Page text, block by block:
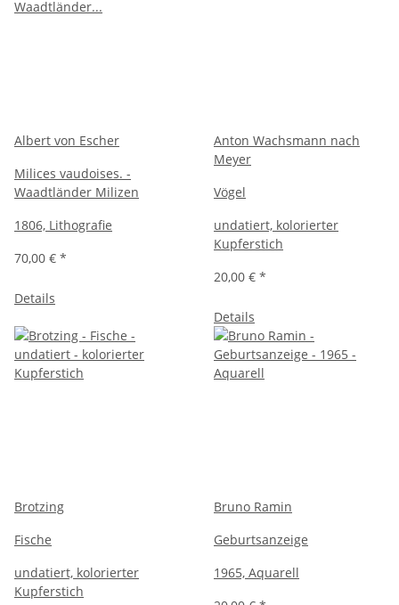
Albert von Escher
Milices vaudoises. -
Waadtländer Milizen
1806, Lithografie
70,00 € *
Details
Anton Wachsmann nach
Meyer
Vögel
undatiert, kolorierter
Kupferstich
20,00 € *
Details
Brotzing
Fische
undatiert, kolorierter
Kupferstich
Bruno Ramin
Geburtsanzeige
1965, Aquarell